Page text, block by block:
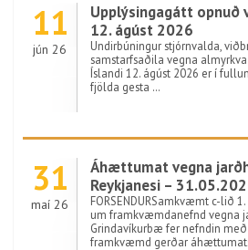
11
jún 26
Upplýsingagátt opnuð
12. ágúst 2026
Undirbúningur stjórnvalda,
samstarfsaðila vegna
Íslandi 12. ágúst 2026 er í
fjölda gesta …
31
maí 26
Áhættumat vegna
Reykjanesi –
FORSENDURSamkvæmt c-lið
um framkvæmdanefnd vegna
Grindavíkurbæ fer nefndin
framkvæmd gerðar